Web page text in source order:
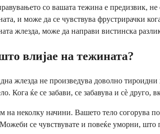
со вашата тежина е предизвик,
и може да се чувствува фрустрирачки
жлезда, може да направи вистинска
влијае на тежината?
жлезда не произведува доволно
Кога ќе се забави, се забавува и сè друго,
на неколку начини. Вашето тело
се чувствувате и повеќе уморни,